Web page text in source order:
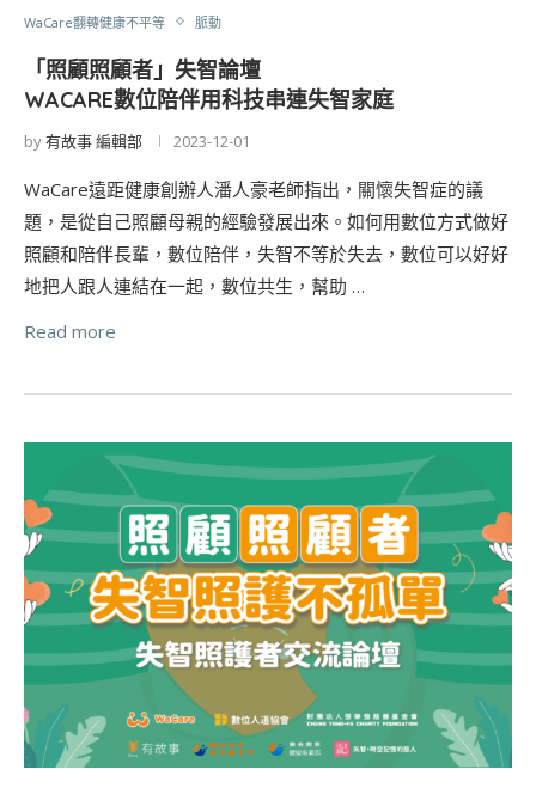
WaCare翻轉健康不平等 脈動
「照顧照顧者」失智論壇
WACARE數位陪伴用科技串連失智家庭
by有故事 編輯部 2023-12-01
WaCare遠距健康創辦人潘人豪老師指出，關懷失智症的議
題，是從自己照顧母親的經驗發展出來。如何用數位方式做好
照顧和陪伴長輩，數位陪伴，失智不等於失去，數位可以好好
地把人跟人連結在一起，數位共生，幫助 …
Read more